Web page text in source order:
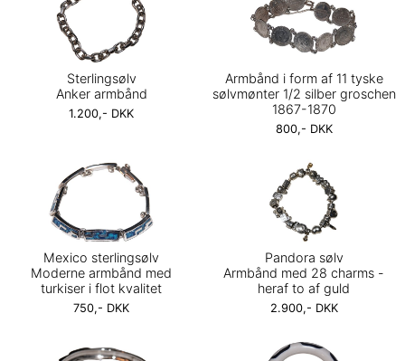
Sterlingsølv
Anker armbånd
1.200,- DKK
Armbånd i form af 11 tyske
sølvmønter 1/2 silber groschen
1867-1870
800,- DKK
Mexico sterlingsølv
Moderne armbånd med
turkiser i flot kvalitet
750,- DKK
Pandora sølv
Armbånd med 28 charms -
heraf to af guld
2.900,- DKK